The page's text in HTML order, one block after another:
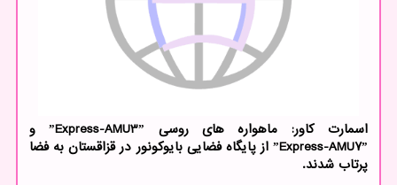
اسمارت کاور: ماهواره های روسی ˮExpress-AMU3ˮ و
ˮExpress-AMU7ˮ از پایگاه فضایی بایوکونور در قزاقستان به فضا
پرتاب شدند.